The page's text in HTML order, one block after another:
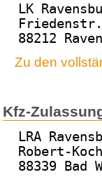
LK
88212
Zu den
Kfz-
LRA
Robert-
88339 Bad